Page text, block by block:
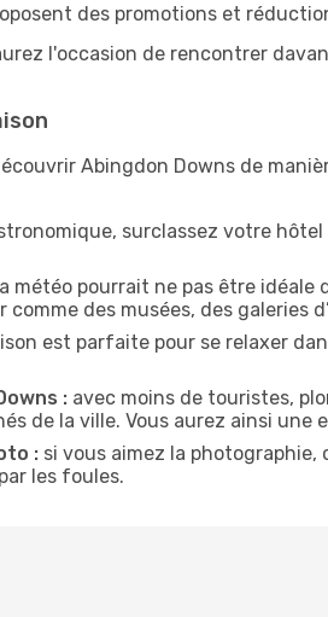
des promotions et
l'occasion de rencontrer
Abingdon Downs de
surclassez votre
météo pourrait ne pas être idéale
des musées, des galeries
est parfaite pour se relaxer
: avec moins de touristes,
de la ville. Vous aurez ainsi une
: si vous aimez la
les foules.